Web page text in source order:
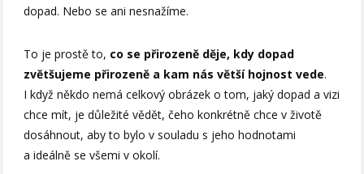
dopad. Nebo se ani nesnažíme.
To je prostě to, co se přirozeně děje, kdy dopad
zvětšujeme přirozeně a kam nás větší hojnost vede.
I když někdo nemá celkový obrázek o tom, jaký dopad a vizi
chce mít, je důležité vědět, čeho konkrétně chce v životě
dosáhnout, aby to bylo v souladu s jeho hodnotami
a ideálně se všemi v okolí.